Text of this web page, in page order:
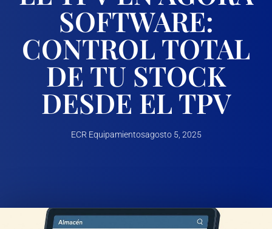
SOFTWARE:
CONTROL TOTAL
DE TU STOCK
DESDE EL TPV
ECR Equipamientosagosto 5, 2025